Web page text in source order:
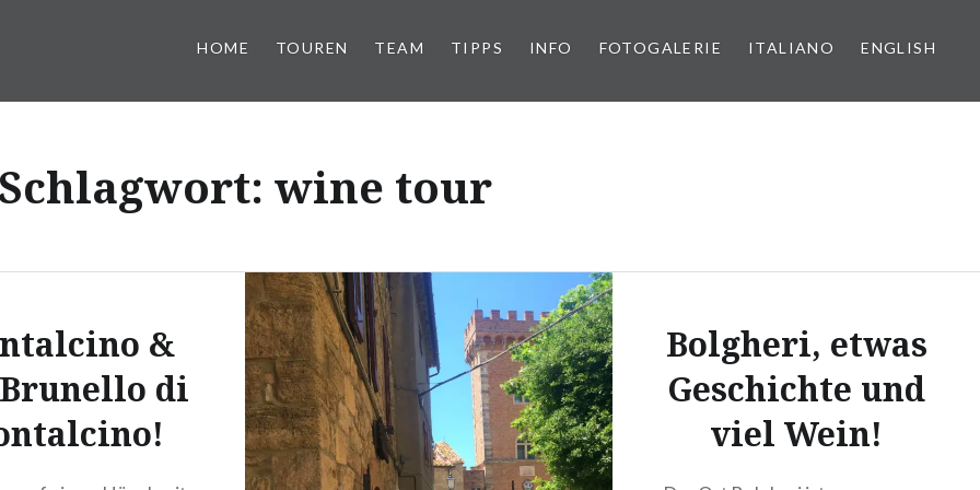
HOME TOUREN TEAM TIPPS INFO FOTOGALERIE ITALIANO ENGLISH
Schlagwort: wine tour
&
di
Bolgheri, etwas
Geschichte und
viel Wein!